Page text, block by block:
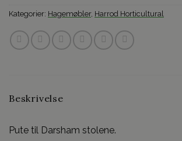
Kategorier: Hagemøbler, Harrod Horticultural
Beskrivelse
Pute til Darsham stolene.